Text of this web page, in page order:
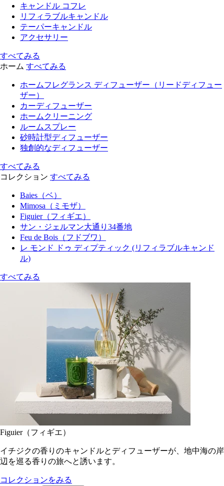
キャンドル コフレ
リフィラブルキャンドル
テーパーキャンドル
アクセサリー
すべてみる
ホーム すべてみる
ホームフレグランス ディフューザー（リードディフュー
ザー）
カーディフューザー
ホームクリーニング
ルームスプレー
砂時計型ディフューザー
独創的なディフューザー
すべてみる
コレクション すべてみる
Baies（ベ）
Mimosa（ミモザ）
Figuier（フィギエ）
サン・ジェルマン大通り34番地
Feu de Bois（フドブワ）
レ モンド ドゥ ディプティック (リフィラブルキャンド
ル)
すべてみる
Figuier（フィギエ）
イチジクの香りのキャンドルとディフューザーが、地中海の岸
辺を巡る香りの旅へと誘います。
コレクションをみる